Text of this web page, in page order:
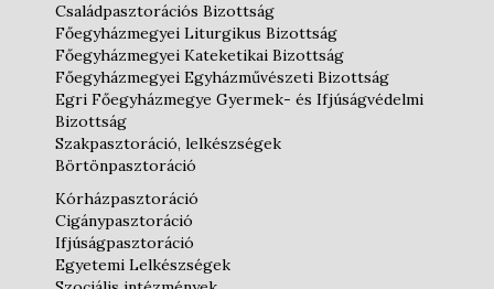
Családpasztorációs Bizottság
Főegyházmegyei Liturgikus Bizottság
Főegyházmegyei Kateketikai Bizottság
Főegyházmegyei Egyházművészeti Bizottság
Egri Főegyházmegye Gyermek- és Ifjúságvédelmi
Bizottság
Szakpasztoráció, lelkészségek
Börtönpasztoráció
Kórházpasztoráció
Cigánypasztoráció
Ifjúságpasztoráció
Egyetemi Lelkészségek